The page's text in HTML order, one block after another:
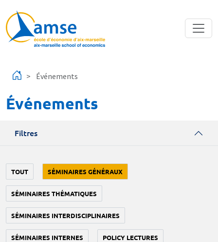
Événements
Événements
Filtres
TOUT SÉMINAIRES GÉNÉRAUX
SÉMINAIRES THÉMATIQUES
SÉMINAIRES INTERDISCIPLINAIRES
SÉMINAIRES INTERNES POLICY LECTURES